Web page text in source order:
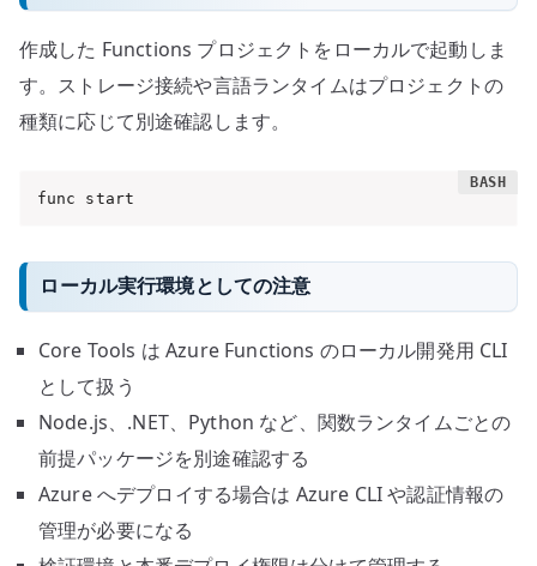
作成した Functions プロジェクトをローカルで起動しま
す。ストレージ接続や言語ランタイムはプロジェクトの
種類に応じて別途確認します。
func start
ローカル実行環境としての注意
Core Tools は Azure Functions のローカル開発用 CLI
として扱う
Node.js、.NET、Python など、関数ランタイムごとの
前提パッケージを別途確認する
Azure へデプロイする場合は Azure CLI や認証情報の
管理が必要になる